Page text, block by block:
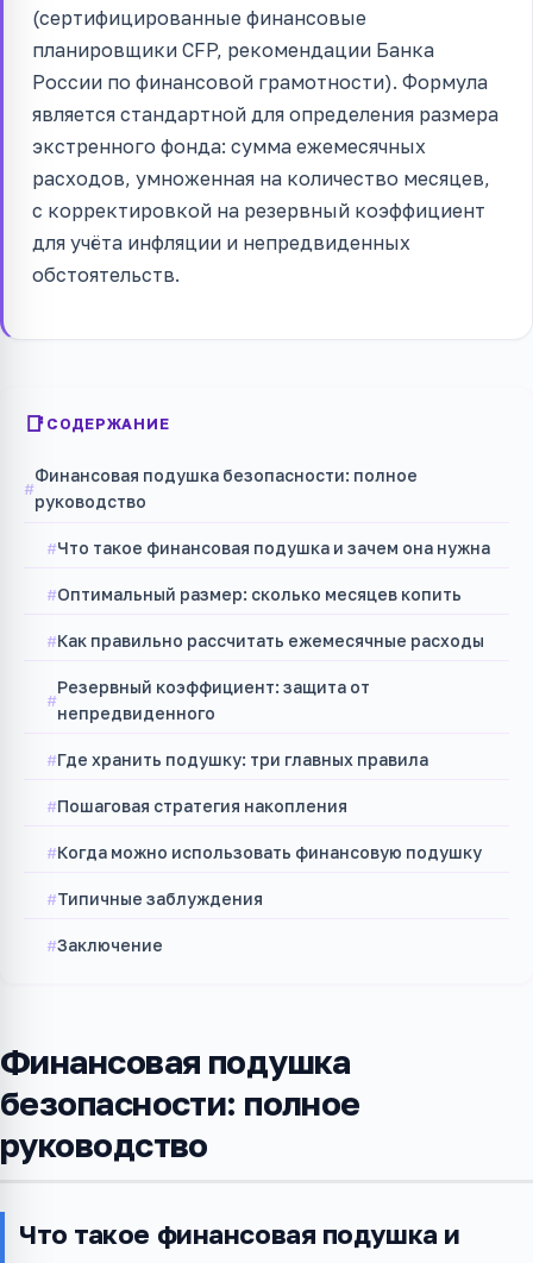
(сертифицированные финансовые
планировщики CFP, рекомендации Банка
России по финансовой грамотности). Формула
является стандартной для определения размера
экстренного фонда: сумма ежемесячных
расходов, умноженная на количество месяцев,
с корректировкой на резервный коэффициент
для учёта инфляции и непредвиденных
обстоятельств.
СОДЕРЖАНИЕ
Финансовая подушка безопасности: полное
руководство
Что такое финансовая подушка и зачем она нужна
Оптимальный размер: сколько месяцев копить
Как правильно рассчитать ежемесячные расходы
Резервный коэффициент: защита от
непредвиденного
Где хранить подушку: три главных правила
Пошаговая стратегия накопления
Когда можно использовать финансовую подушку
Типичные заблуждения
Заключение
Финансовая подушка
безопасности: полное
руководство
Что такое финансовая подушка и